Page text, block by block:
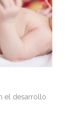
el desarrollo